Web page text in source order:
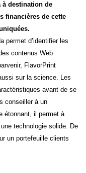
à destination de
financières de cette
permet d’identifier les
contenus Web
FlavorPrint
sur la science. Les
avant de se
conseiller à un
étonnant, il permet à
technologie solide. De
un portefeuille clients